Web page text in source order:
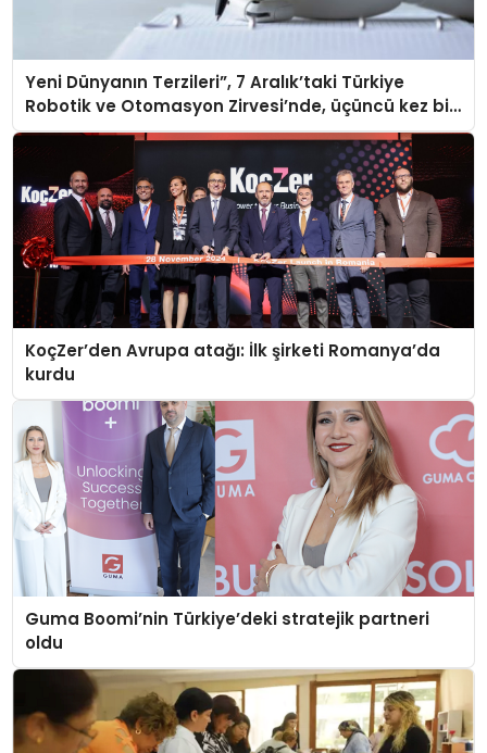
Yeni Dünyanın Terzileri”, 7 Aralık’taki Türkiye
Robotik ve Otomasyon Zirvesi’nde, üçüncü kez bir
araya geliyor
KoçZer’den Avrupa atağı: İlk şirketi Romanya’da
kurdu
Guma Boomi’nin Türkiye’deki stratejik partneri
oldu